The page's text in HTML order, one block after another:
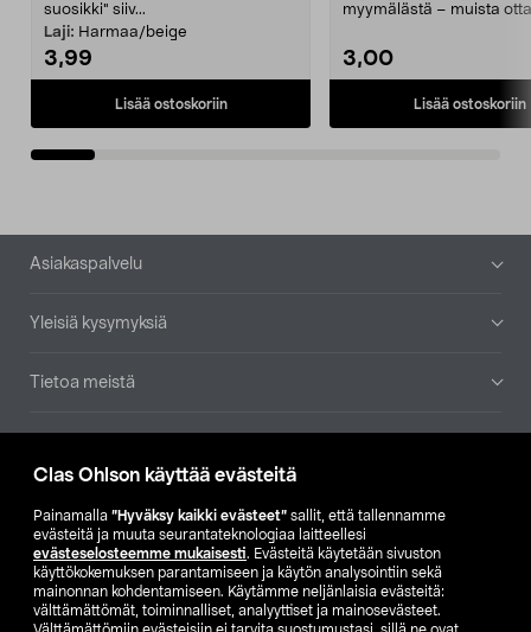
Clas Ohlson käyttää evästeitä
Painamalla ”Hyväksy kaikki evästeet” sallit, että tallennamme
evästeitä ja muuta seurantateknologiaa laitteellesi
evästeselosteemme mukaisesti. Evästeitä käytetään sivuston
käyttökokemuksen parantamiseen ja käytön analysointiin sekä
mainonnan kohdentamiseen. Käytämme neljänlaisia evästeitä:
välttämättömät, toiminnalliset, analyyttiset ja mainosevästeet.
suosikki" siiv...
Laji: Harmaa/beige
3,99
Lisää ostoskoriin
myymälästä – muista
3,00
Lisää ostoskoriin
Alatunniste
Asiakaspalvelu
Yleisiä kysymyksiä
Tietoa meistä
Etsi myymälä
SE NO FI